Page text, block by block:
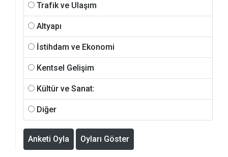
Trafik ve Ulaşım
Altyapı
İstihdam ve Ekonomi
Kentsel Gelişim
Kültür ve Sanat:
Diğer
Anketi Oyla Oyları Göster